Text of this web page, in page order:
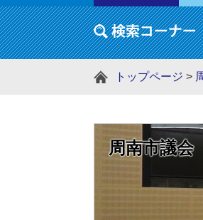
トップページ >
周南市議会